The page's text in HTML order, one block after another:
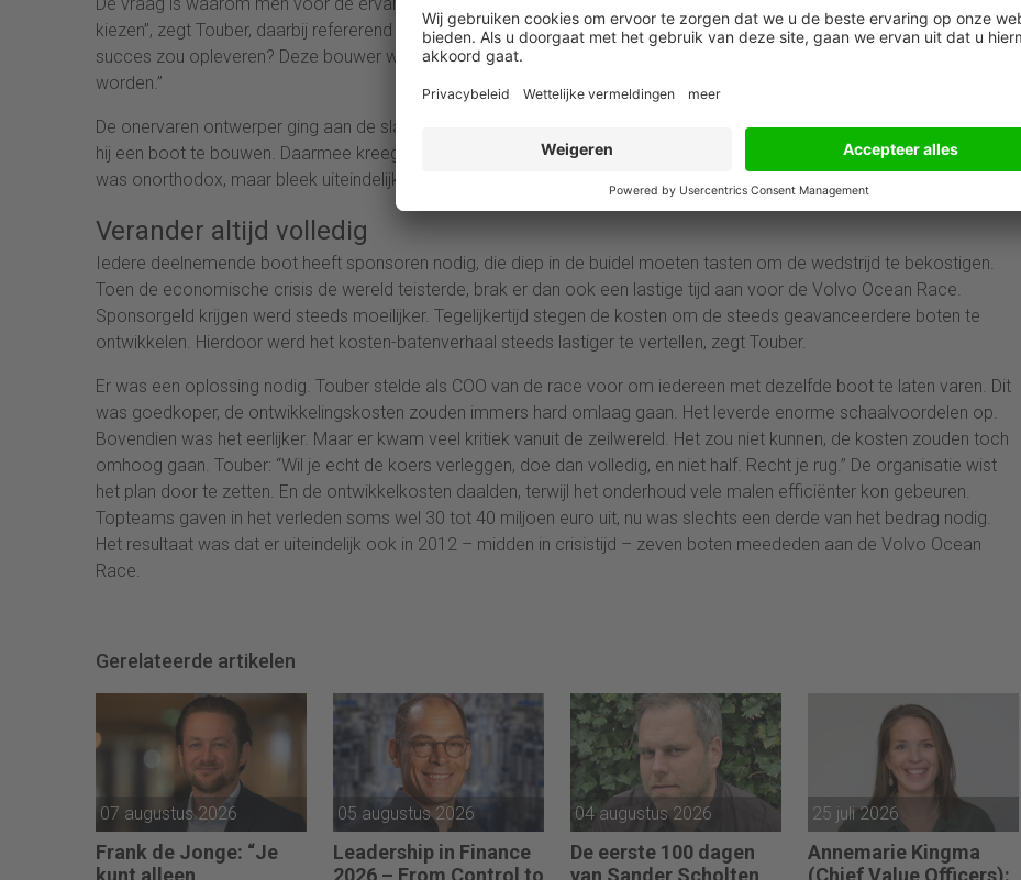
kiezen”, zegt Touber, daarbij refererend aan de eerder genoemde haat-liefdeverhouding. “Wie garandeert dat die keuze
succes zou opleveren? Deze bouwer was twintig jaar lang succesvol. Maar nu moest er een nieuwe boot gemaakt
worden.”
De onervaren ontwerper ging aan de slag. Aan de hand van historische data over het weer en computermodellen, wist
hij een boot te bouwen. Daarmee kreeg hij uiteindelijk toch de mogelijkheden om veel te kunnen ‘testen’. Het ontwerp
was onorthodox, maar bleek uiteindelijk sneller te zijn dan de concurrentie. Het team wist de race te winnen.
Verander altijd volledig
Iedere deelnemende boot heeft sponsoren nodig, die diep in de buidel moeten tasten om de wedstrijd te bekostigen.
Toen de economische crisis de wereld teisterde, brak er dan ook een lastige tijd aan voor de Volvo Ocean Race.
Sponsorgeld krijgen werd steeds moeilijker. Tegelijkertijd stegen de kosten om de steeds geavanceerdere boten te
ontwikkelen. Hierdoor werd het kosten-batenverhaal steeds lastiger te vertellen, zegt Touber.
Er was een oplossing nodig. Touber stelde als COO van de race voor om iedereen met dezelfde boot te laten varen. Dit
was goedkoper, de ontwikkelingskosten zouden immers hard omlaag gaan. Het leverde enorme schaalvoordelen op.
Bovendien was het eerlijker. Maar er kwam veel kritiek vanuit de zeilwereld. Het zou niet kunnen, de kosten zouden toch
omhoog gaan. Touber: “Wil je echt de koers verleggen, doe dan volledig, en niet half. Recht je rug.” De organisatie wist
het plan door te zetten. En de ontwikkelkosten daalden, terwijl het onderhoud vele malen efficiënter kon gebeuren.
Topteams gaven in het verleden soms wel 30 tot 40 miljoen euro uit, nu was slechts een derde van het bedrag nodig.
Het resultaat was dat er uiteindelijk ook in 2012 – midden in crisistijd – zeven boten meededen aan de Volvo Ocean
Race.
Gerelateerde artikelen
07 augustus 2026
Frank de Jonge: “Je
kunt alleen
05 augustus 2026
Leadership in Finance
2026 – From Control to
04 augustus 2026
De eerste 100 dagen
van Sander Scholten
25 juli 2026
Annemarie Kingma
(Chief Value Officers):